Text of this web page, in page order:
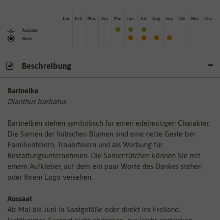
Aussaat
Blüte
Jan. Feb. Mär. Apr. Mai Jun. Jul. Aug. Sep. Okt. Nov. Dez.
Beschreibung
Bartnelke
Dianthus barbatus
Bartnelken stehen symbolisch für einen edelmütigen Charakter.
Die Samen der hübschen Blumen sind eine nette Geste bei
Familienfeiern, Trauerfeiern und als Werbung für
Bestattungsunternehmen. Die Samentütchen können Sie mit
einem Aufkleber, auf dem ein paar Worte des Dankes stehen
oder Ihrem Logo versehen.
Aussaat
Ab Mai bis Juni in Saatgefäße oder direkt ins Freiland.